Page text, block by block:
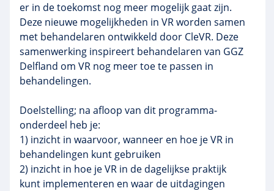
er in de toekomst nog meer mogelijk gaat zijn.
Deze nieuwe mogelijkheden in VR worden samen
met behandelaren ontwikkeld door CleVR. Deze
samenwerking inspireert behandelaren van GGZ
Delfland om VR nog meer toe te passen in
behandelingen.
Doelstelling; na afloop van dit programma-
onderdeel heb je:
1) inzicht in waarvoor, wanneer en hoe je VR in
behandelingen kunt gebruiken
2) inzicht in hoe je VR in de dagelijkse praktijk
kunt implementeren en waar de uitdagingen